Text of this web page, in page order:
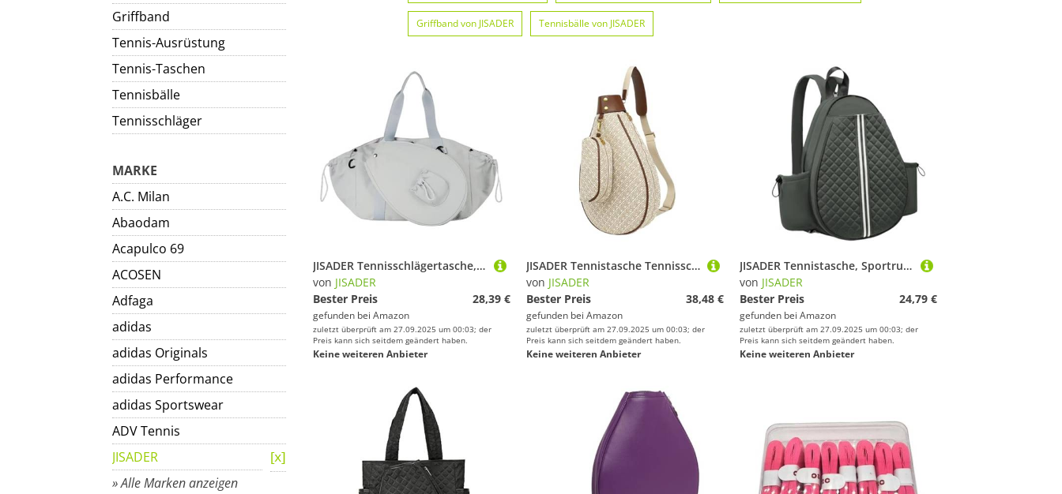
Griffband
Tennis-Ausrüstung
Tennis-Taschen
Tennisbälle
Tennisschläger
MARKE
A.C. Milan
Abaodam
Acapulco 69
ACOSEN
Adfaga
adidas
adidas Originals
adidas Performance
adidas Sportswear
ADV Tennis
JISADER
» Alle Marken anzeigen
Griffband von JISADER Tennisbälle von JISADER
JISADER Tennisschlägertasche, Schlägertasche, Outdoor-Fitness, Mehrzweck, tragbar, für Spieler, trendig, Anfänger, Schlägerhalter, Tennishandtasche, Blau
von JISADER
Bester Preis
28,39 €
gefunden bei Amazon
zuletzt überprüft am 27.09.2025 um 00:03; der
Preis kann sich seitdem geändert haben.
Keine weiteren Anbieter
JISADER Tennistasche Tennisschläger Abdeckung Tasche wasserdichte Tragetasche Umhängetasche
von JISADER
Bester Preis
38,48 €
gefunden bei Amazon
zuletzt überprüft am 27.09.2025 um 00:03; der
Preis kann sich seitdem geändert haben.
Keine weiteren Anbieter
JISADER Tennistasche, Sportrucksack, Leichte Schläger Umhängetasche Aus Oxford Stoff für Männer Und Frauen, Geeignet für Badminton, GrÜn
von JISADER
Bester Preis
24,79 €
gefunden bei Amazon
zuletzt überprüft am 27.09.2025 um 00:03; der
Preis kann sich seitdem geändert haben.
Keine weiteren Anbieter